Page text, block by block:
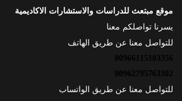
موقع مبتعث للدراسات والاستشارات الاكاديمية
يسرنا تواصلكم معنا
للتواصل معنا عن طريق الهاتف
00966115103356
00962795763302
للتواصل معنا عن طريق الواتساب